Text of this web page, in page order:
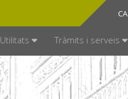
CA
ES
Utilitats Tràmits i serveis